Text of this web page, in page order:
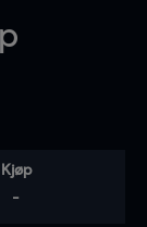
Kjøp
-